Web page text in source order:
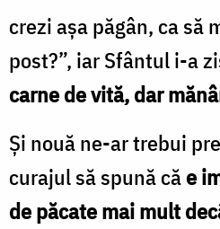
crezi așa păgân, ca să
post?”, iar Sfântul i-a
carne de vită, dar
Și nouă ne-ar trebui
curajul să spună căe
de păcate mai mult